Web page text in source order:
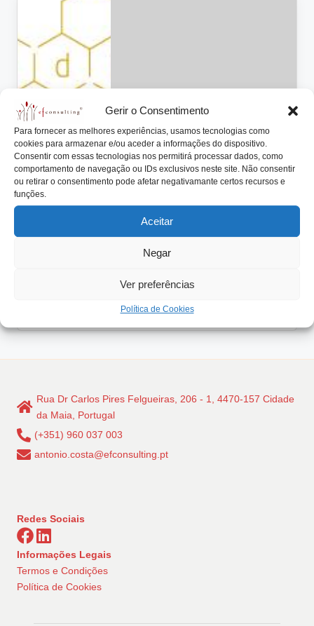
Gerir o Consentimento
Para fornecer as melhores experiências, usamos tecnologias como
cookies para armazenar e/ou aceder a informações do dispositivo.
Consentir com essas tecnologias nos permitirá processar dados, como
comportamento de navegação ou IDs exclusivos neste site. Não consentir
ou retirar o consentimento pode afetar negativamante certos recursos e
funções.
Aceitar
Negar
Ver preferências
Política de Cookies
i
g
.
p
t
Posted
in
Na minha Empresa existem: Ações
para Executivos Não Familiares
principais ideias que se associa é a…
Rua Dr Carlos Pires Felgueiras, 206 - 1, 4470-157 Cidade
da Maia, Portugal
(+351) 960 037 003
antonio.costa@efconsulting.pt
Redes Sociais
Informações Legais
Termos e Condições
Política de Cookies